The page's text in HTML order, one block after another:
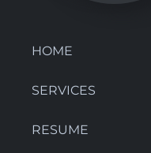
HOME
SERVICES
RESUME